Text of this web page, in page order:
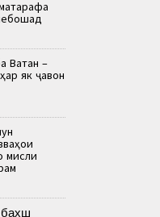
Ватан –
як ҷавон
мисли